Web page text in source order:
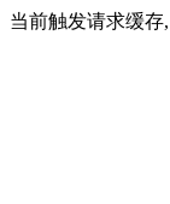
当前触发请求缓